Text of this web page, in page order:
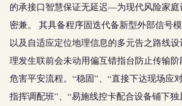
的承接口智慧保证无延迟—为现代风险家庭
密兼。 其具备程序固迭代备新型外部信号
以及自适应定位地理信息的多元告之路线
理发生联前会未动用偏互错指台防止传输
危害平安流程。“稳固”、“直接下达现场应
指挥调配班”、“易施线控卡配合设备铺下